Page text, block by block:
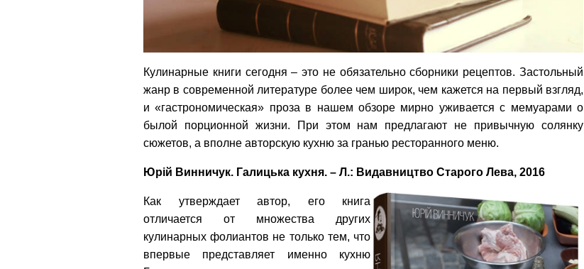
Кулинарные книги сегодня – это не обязательно сборники рецептов. Застольный
жанр в современной литературе более чем широк, чем кажется на первый взгляд,
и «гастрономическая» проза в нашем обзоре мирно уживается с мемуарами о
былой порционной жизни. При этом нам предлагают не привычную солянку
сюжетов, а вполне авторскую кухню за гранью ресторанного меню.
Юрій Винничук. Галицька кухня. – Л.: Видавництво Старого Лева, 2016
Как утверждает автор, его книга
отличается от множества других
кулинарных фолиантов не только тем, что
впервые представляет именно кухню